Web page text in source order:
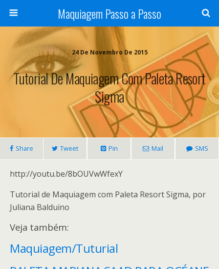
Maquiagem Passo a Passo
24 De Novembro De 2015
Tutorial De Maquiagem Com Paleta Resort
Sigma
Share Tweet Pin Mail SMS
http://youtu.be/8bOUVwWfexY
Tutorial de Maquiagem com Paleta Resort Sigma, por
Juliana Balduino
Veja também:
Maquiagem/Tuturial